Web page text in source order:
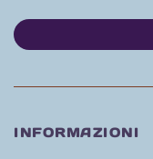
INFORMAZIONI